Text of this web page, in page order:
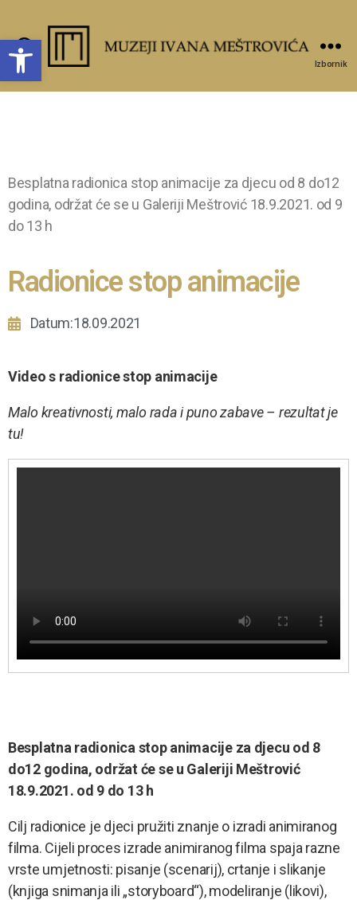
Open toolbar
Pretraži Izbornik
Besplatna radionica stop animacije za djecu od 8 do12
godina, održat će se u Galeriji Meštrović 18.9.2021. od 9
do 13 h
Radionice stop animacije
Datum:18.09.2021
Video s radionice stop animacije
Malo kreativnosti, malo rada i puno zabave – rezultat je
tu!
Besplatna radionica stop animacije za djecu od 8
do12 godina, održat će se u Galeriji Meštrović
18.9.2021. od 9 do 13 h
Cilj radionice je djeci pružiti znanje o izradi animiranog
filma. Cijeli proces izrade animiranog filma spaja razne
vrste umjetnosti: pisanje (scenarij), crtanje i slikanje
(knjiga snimanja ili „storyboard“), modeliranje (likovi),